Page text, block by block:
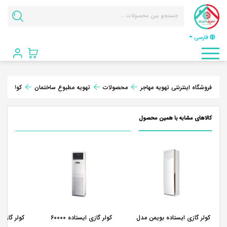
فارسی
فروشگاه اینترنتی تهویه مهاجر محصولات تهویه مطبوع ساختمان کولر
کالاهای مشابه با همین محصول
کولر گازی ایستاده بویمن مدل
کولر گازی ایستاده 60000
کولر